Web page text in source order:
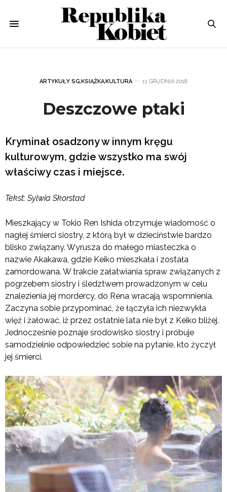
ARTYKUŁY SG,KSIĄŻKA,KULTURA 11 GRUDNIA 2018
Deszczowe ptaki
Kryminał osadzony w innym kręgu
kulturowym, gdzie wszystko ma swój
właściwy czas i miejsce.
Tekst: Sylwia Skorstad
Mieszkający w Tokio Ren Ishida otrzymuje wiadomość o
nagłej śmierci siostry, z którą był w dzieciństwie bardzo
blisko związany. Wyrusza do małego miasteczka o
nazwie Akakawa, gdzie Keiko mieszkała i została
zamordowana. W trakcie załatwiania spraw związanych z
pogrzebem siostry i śledztwem prowadzonym w celu
znalezienia jej mordercy, do Rena wracają wspomnienia.
Zaczyna sobie przypominać, że łączyła ich niezwykła
więź i żałować, iż przez ostatnie lata nie był z Keiko bliżej.
Jednocześnie poznaje środowisko siostry i próbuje
samodzielnie odpowiedzieć sobie na pytanie, kto życzył
jej śmierci.